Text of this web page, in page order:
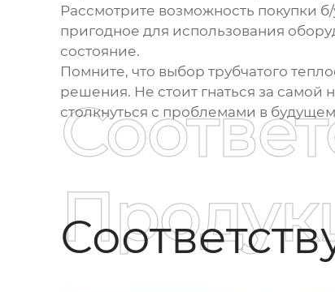
Рассмотрите возможность покупки
пригодное для использования
состояние.
Помните, что выбор трубчатого
решения. Не стоит гнаться за
столкнуться с проблемами в